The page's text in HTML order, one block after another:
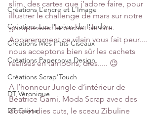
Créations L’encre et L'Image
Créations Les Papiers de Pandore
Créations Mes P’tits Ciseaux
Créations Papernova Design
Créations Scrap'Touch
DT Véronique
DT Céline
slim, des cartes que j’adore faire, pour
illustrer le challenge de mars sur notre
groupe avec le cachet de cire.
Apparemment ce vilain vous fait peur....
nous acceptons bien sûr les cachets
réalisés en tampons, dies..... 😉
A l’honneur Jungle d’intérieur de
Béatrice Garni, Moda Scrap avec des
dots et dies cuts, le sceau Zibuline